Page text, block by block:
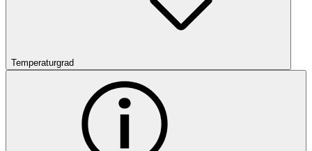
Temperaturgrad